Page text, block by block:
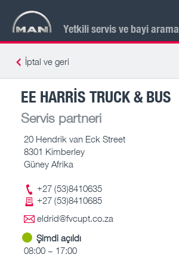
Yetkili servis ve bayi arama
İptal ve geri
EE HARRIS TRUCK & BUS
Servis partneri
20 Hendrik van Eck Street
8301 Kimberley
Güney Afrika
+27 (53)8410635
+27 (53)8410685
eldrid@fvcupt.co.za
Şimdi açıldı
08:00 – 17:00